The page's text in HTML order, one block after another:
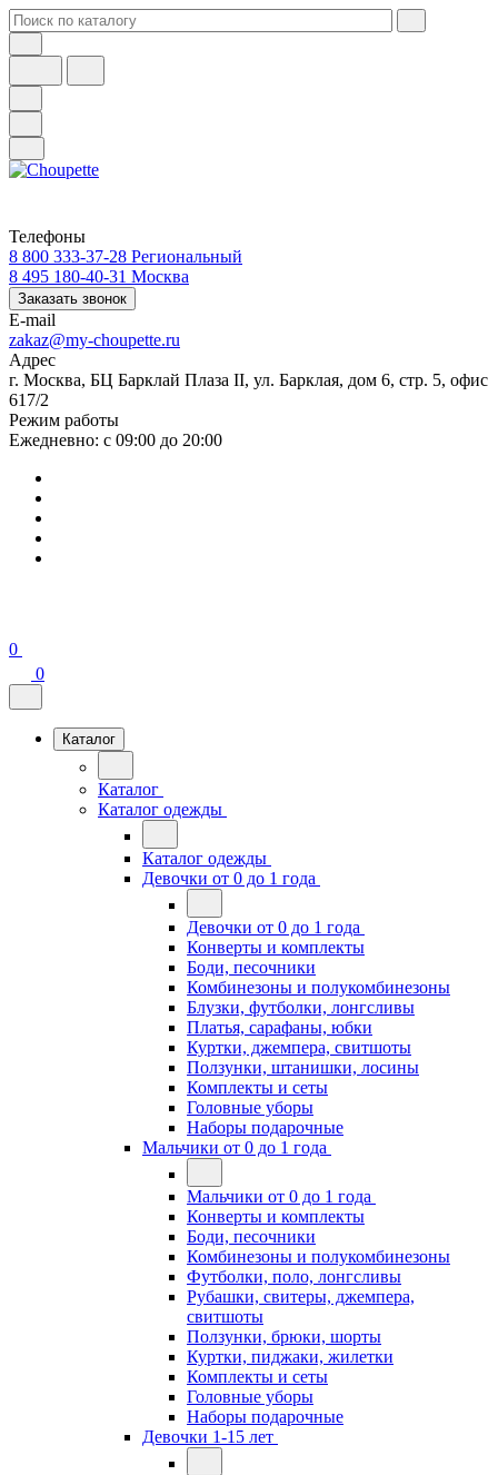
Телефоны
8 800 333-37-28 Региональный
8 495 180-40-31 Москва
Заказать звонок
E-mail
zakaz@my-choupette.ru
Адрес
г. Москва, БЦ Барклай Плаза II, ул. Барклая, дом 6, стр. 5, офис
617/2
Режим работы
Ежедневно: с 09:00 до 20:00
0
0
Каталог
Каталог
Каталог одежды
Каталог одежды
Девочки от 0 до 1 года
Девочки от 0 до 1 года
Конверты и комплекты
Боди, песочники
Комбинезоны и полукомбинезоны
Блузки, футболки, лонгсливы
Платья, сарафаны, юбки
Куртки, джемпера, свитшоты
Ползунки, штанишки, лосины
Комплекты и сеты
Головные уборы
Наборы подарочные
Мальчики от 0 до 1 года
Мальчики от 0 до 1 года
Конверты и комплекты
Боди, песочники
Комбинезоны и полукомбинезоны
Футболки, поло, лонгсливы
Рубашки, свитеры, джемпера,
свитшоты
Ползунки, брюки, шорты
Куртки, пиджаки, жилетки
Комплекты и сеты
Головные уборы
Наборы подарочные
Девочки 1-15 лет